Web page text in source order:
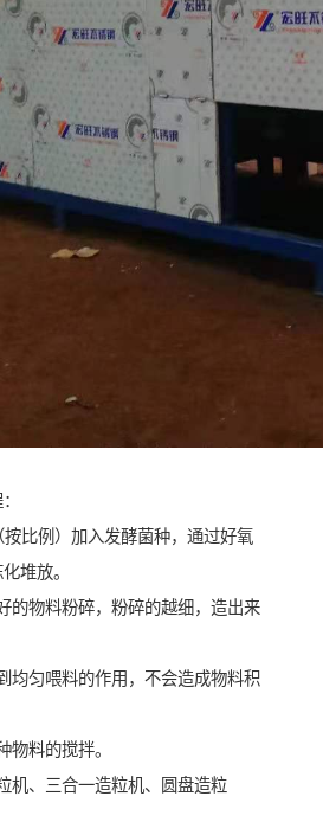
比例）加入发酵菌种，通过好氧
堆放。
的物料粉碎，粉碎的越细，造出来
均匀喂料的作用，不会造成物料积
物料的搅拌。
机、三合一造粒机、圆盘造粒